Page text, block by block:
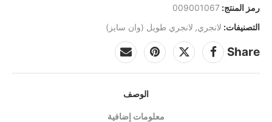
رمز المنتج: 009001067
التصنيفات: لانجري, لانجري طويل (وان سايز)
Share
الوصف
معلومات إضافية